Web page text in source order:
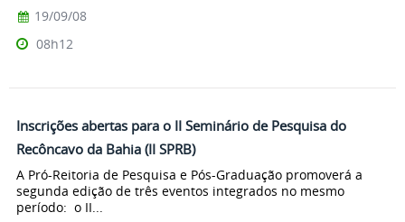
19/09/08
08h12
Inscrições abertas para o II Seminário de Pesquisa do
Recôncavo da Bahia (II SPRB)
A Pró-Reitoria de Pesquisa e Pós-Graduação promoverá a
segunda edição de três eventos integrados no mesmo
período: o II...